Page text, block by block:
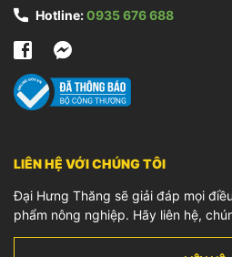
Hotline:0935 676 688
LIÊN HỆ VỚI CHÚNG TÔI
Đại Hưng Thăng sẽ giải đáp mọi
phẩm nông nghiệp. Hãy liên hệ,